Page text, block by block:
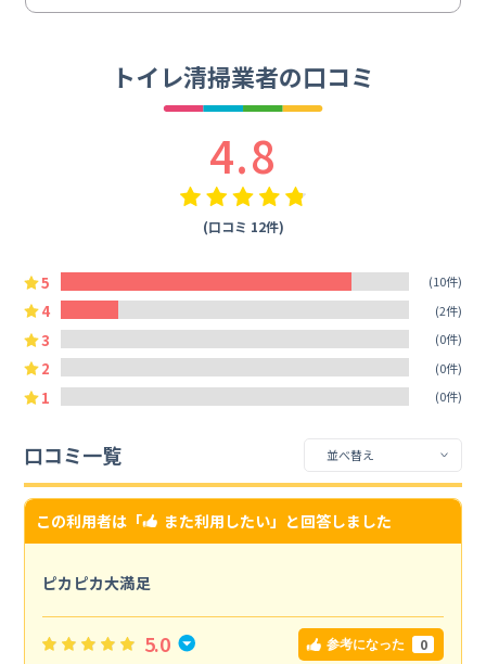
トイレ清掃業者の口コミ
4.8
(口コミ 12件)
5 (10件)
4 (2件)
3 (0件)
2 (0件)
1 (0件)
口コミ一覧
この利用者は「 また利用したい」と回答しました
ピカピカ大満足
5.0 参考になった 0